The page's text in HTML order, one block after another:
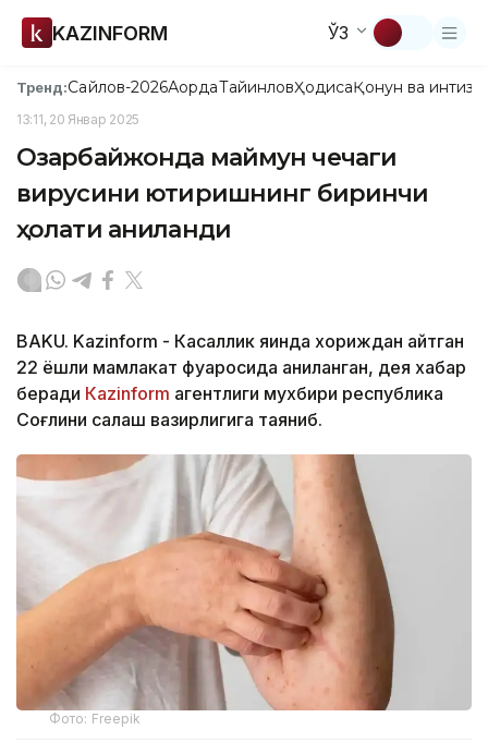
KAZINFORM ЎЗ
Тренд:Сайлов-2026АқордаТайинловҲодисаҚонун ва
13:11, 20 Январ 2025
Озарбайжонда маймун чечаги
вирусини юқтиришнинг биринчи
ҳолати аниқланди
BAKU. Kazinform - Касаллик яқинда хориждан қайтган
22 ёшли мамлакат фуқаросида аниқланган, дея хабар
беради Кazinform агентлиги мухбири республика
Соғлиқни сақлаш вазирлигига таяниб.
Фото: Freepik